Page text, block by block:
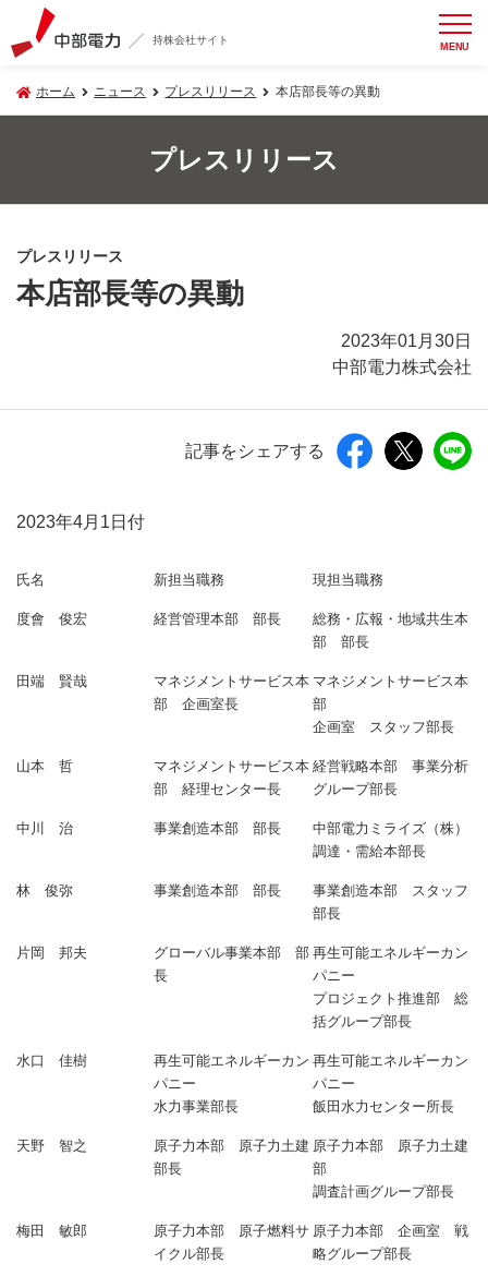
持株会社サイト MENU
ホーム ニュース プレスリリース 本店部長等の異動
プレスリリース
プレスリリース
本店部長等の異動
2023年01月30日
中部電力株式会社
記事をシェアする
2023年4月1日付
氏名 新担当職務 現担当職務
度會 俊宏 経営管理本部 部長
総務・広報・地域共生本
部 部長
田端 賢哉
マネジメントサービス本
部 企画室長
マネジメントサービス本
部
企画室 スタッフ部長
山本 哲
マネジメントサービス本
部 経理センター長
経営戦略本部 事業分析
グループ部長
中川 治 事業創造本部 部長
中部電力ミライズ（株）
調達・需給本部長
林 俊弥 事業創造本部 部長
事業創造本部 スタッフ
部長
片岡 邦夫
グローバル事業本部 部
長
再生可能エネルギーカン
パニー
プロジェクト推進部 総
括グループ部長
水口 佳樹
再生可能エネルギーカン
パニー
水力事業部長
再生可能エネルギーカン
パニー
飯田水力センター所長
天野 智之
原子力本部 原子力土建
部長
原子力本部 原子力土建
部
調査計画グループ部長
梅田 敏郎
原子力本部 原子燃料サ
イクル部長
原子力本部 企画室 戦
略グループ部長